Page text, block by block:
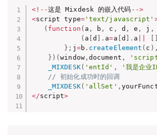
<! --这是 Mixdesk 的嵌入代码 -->
<script type='text/javascript'
( function ( a , b , c , d , e , j ,
( a [d . a=a d . a
} ; j =b . createElement ( c ) ,
} ) (window, document ,
_MIXDESK( 'entId' , '我是企业
// 初始化成功时的回调
_MIXDESK( 'allSet' ,
</script>